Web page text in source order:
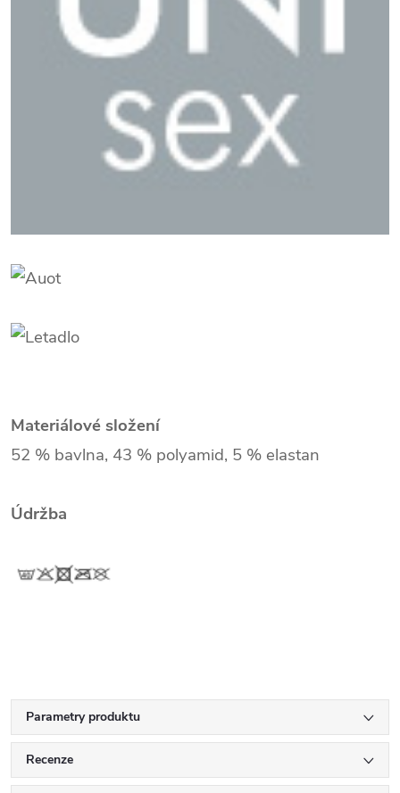
Materiálové složení
52 % bavlna, 43 % polyamid, 5 % elastan
Údržba
Parametry produktu
Recenze